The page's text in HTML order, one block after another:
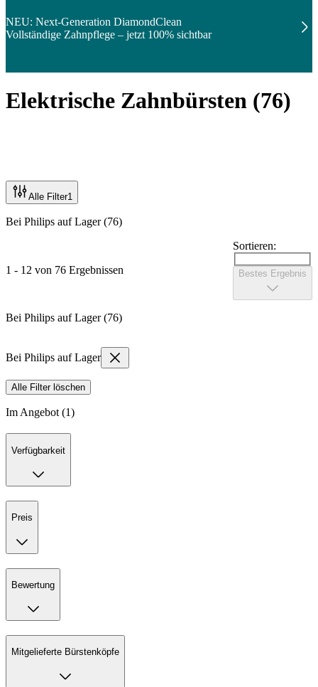
NEU: Next-Generation DiamondClean
Vollständige Zahnpflege – jetzt 100% sichtbar
Elektrische Zahnbürsten (76)
Alle Filter1
Bei Philips auf Lager (76)
1 - 12 von 76 Ergebnissen
Sortieren:
Bestes Ergebnis
Bei Philips auf Lager (76)
Bei Philips auf Lager
Alle Filter löschen
Im Angebot (1)
Verfügbarkeit
Preis
Bewertung
Mitgelieferte Bürstenköpfe